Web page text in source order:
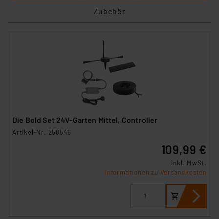
Zubehör
Die Bold Set 24V-Garten Mittel, Controller
Artikel-Nr. 258546
109,99 €
inkl. MwSt.
Informationen zu Versandkosten